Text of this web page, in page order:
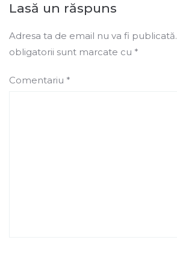
Lasă un răspuns
Adresa ta de email nu va fi publicată.
obligatorii sunt marcate cu *
Comentariu *